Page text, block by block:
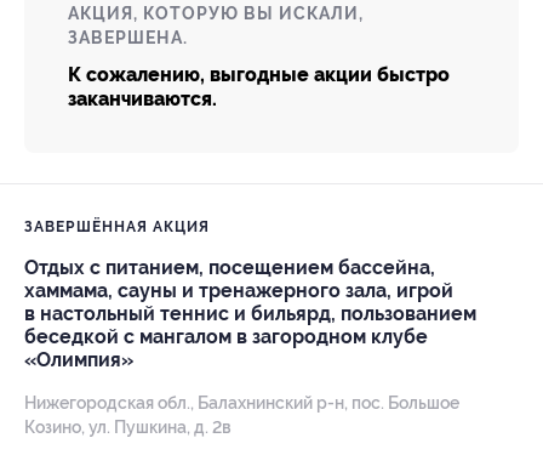
АКЦИЯ, КОТОРУЮ ВЫ ИСКАЛИ,
ЗАВЕРШЕНА.
К сожалению, выгодные акции быстро
заканчиваются.
ЗАВЕРШЁННАЯ АКЦИЯ
Отдых с питанием, посещением бассейна,
хаммама, сауны и тренажерного зала, игрой
в настольный теннис и бильярд, пользованием
беседкой с мангалом в загородном клубе
«Олимпия»
Нижегородская обл., Балахнинский р-н, пос. Большое
Козино, ул. Пушкина, д. 2в